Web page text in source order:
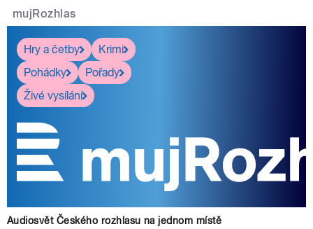
mujRozhlas
Hry a četby
Krimi
Pohádky
Pořady
Živé vysílání
Audiosvět Českého rozhlasu na jednom místě